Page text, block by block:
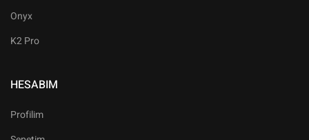
Onyx
K2 Pro
HESABIM
Profilim